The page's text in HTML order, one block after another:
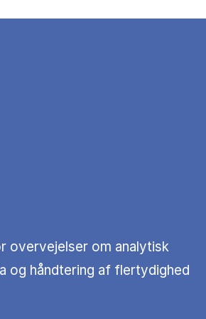
overvejelser om analytisk
og håndtering af flertydighed